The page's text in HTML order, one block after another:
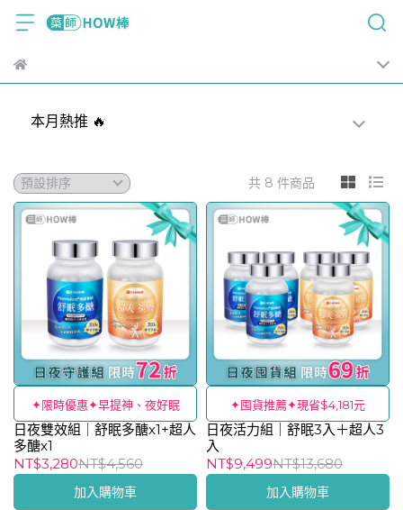
本月熱推 🔥
共 8 件商品
✦限時優惠✦早提神、夜好眠
日夜雙效組｜舒眠多醣x1+超人
多醣x1
NT$3,280NT$4,560
加入購物車
✦囤貨推薦✦現省$4,181元
日夜活力組｜舒眠3入＋超人3
入
NT$9,499NT$13,680
加入購物車